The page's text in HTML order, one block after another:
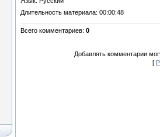
Длительность материала: 00:00:48
Всего комментариев: 0
Добавлять комментарии
[